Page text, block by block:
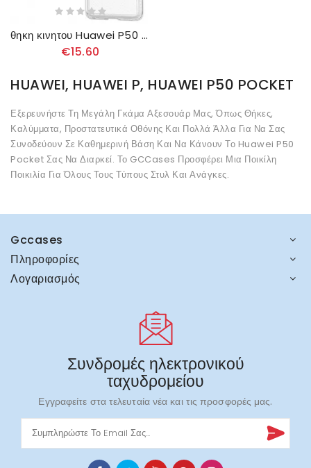
θηκη κινητου Huawei P50 Pocket Μεταλλικό Έγχρωμο Δαχτυλίδι
€15.60
HUAWEI, HUAWEI P, HUAWEI P50 POCKET
Εξερευνήστε Τη Μεγάλη Γκάμα Αξεσουάρ Μας, Όπως Θήκες,
Καλύμματα, Προστατευτικά Οθόνης Και Πολλά Άλλα Για Να Σας
Συνοδεύουν Σε Καθημερινή Βάση Και Να Κάνουν Το Huawei P50
Pocket Σας Να Διαρκεί. Το GCCases Προσφέρει Μια Ποικίλη
Ποικιλία Για Όλους Τους Τύπους Στυλ Και Ανάγκες.
Gccases
Πληροφορίες
Λογαριασμός
Συνδρομές ηλεκτρονικού
ταχυδρομείου
Εγγραφείτε στα τελευταία νέα και τις προσφορές μας.